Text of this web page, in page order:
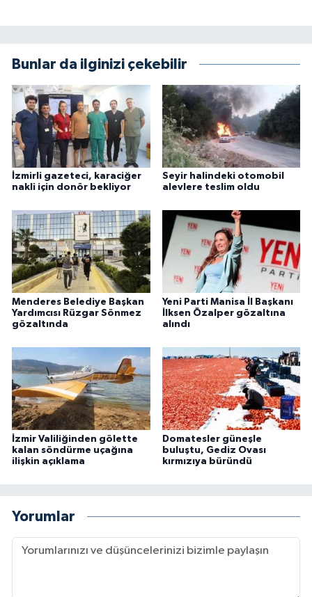
Bunlar da ilginizi çekebilir
İzmirli gazeteci, karaciğer
nakli için donör bekliyor
Seyir halindeki otomobil
alevlere teslim oldu
Menderes Belediye Başkan
Yardımcısı Rüzgar Sönmez
gözaltında
Yeni Parti Manisa İl Başkanı
İlksen Özalper gözaltına
alındı
İzmir Valiliğinden gölette
kalan söndürme uçağına
ilişkin açıklama
Domatesler güneşle
buluştu, Gediz Ovası
kırmızıya büründü
Yorumlar